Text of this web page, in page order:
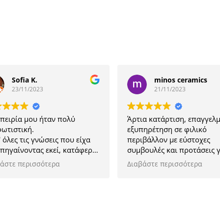
Sofia K.
23/11/2023
μου ήταν πολύ
τις γνώσεις που είχα
εκεί, κατάφερα
περισσότερες και
με κάποια μικρά
περισσότερα
minos ceramics
21/11/2023
Άρτια κατάρτιση,
εξυπηρέτηση σε φιλικό
περιβάλλον με εύστοχες
συμβουλές και προτάσεις για
διαφήμιση της επιχείρησης
Διαβάστε περισσότερα